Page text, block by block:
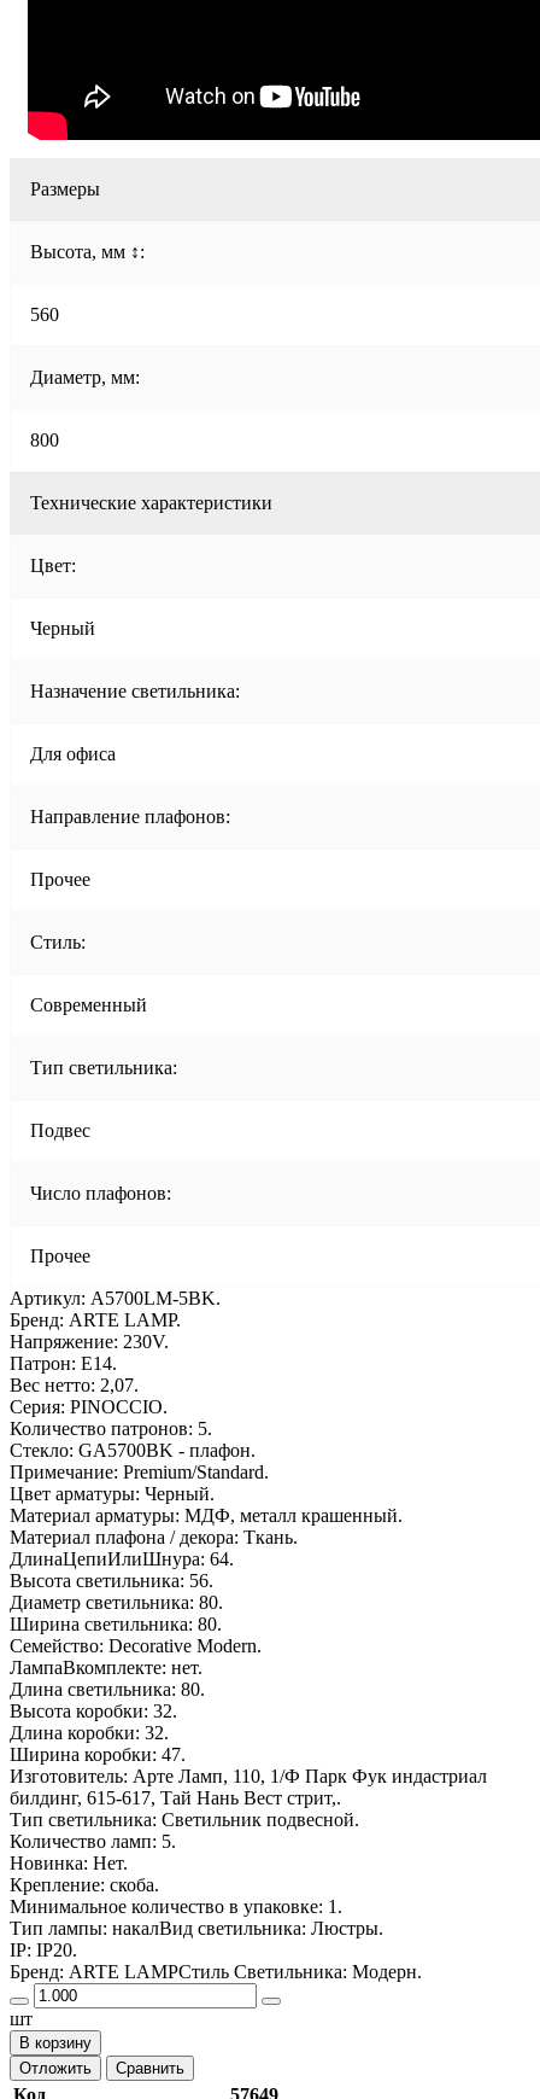
Размеры
Высота, мм ↕:
560
Диаметр, мм:
800
Технические характеристики
Цвет:
Черный
Назначение светильника:
Для офиса
Направление плафонов:
Прочее
Стиль:
Современный
Тип светильника:
Подвес
Число плафонов:
Прочее
Артикул: A5700LM-5BK.
Бренд: ARTE LAMP.
Напряжение: 230V.
Патрон: E14.
Вес нетто: 2,07.
Серия: PINOCCIO.
Количество патронов: 5.
Стекло: GA5700BK - плафон.
Примечание: Premium/Standard.
Цвет арматуры: Черный.
Материал арматуры: МДФ, металл крашенный.
Материал плафона / декора: Ткань.
ДлинаЦепиИлиШнура: 64.
Высота светильника: 56.
Диаметр светильника: 80.
Ширина светильника: 80.
Семейство: Decorative Modern.
ЛампаВкомплекте: нет.
Длина светильника: 80.
Высота коробки: 32.
Длина коробки: 32.
Ширина коробки: 47.
Изготовитель: Арте Ламп, 110, 1/Ф Парк Фук индастриал
билдинг, 615-617, Тай Нань Вест стрит,.
Тип светильника: Светильник подвесной.
Количество ламп: 5.
Новинка: Нет.
Крепление: скоба.
Минимальное количество в упаковке: 1.
Тип лампы: накалВид светильника: Люстры.
IP: IP20.
Бренд: ARTE LAMPСтиль Светильника: Модерн.
шт
В корзину
Отложить
Сравнить
Код 57649